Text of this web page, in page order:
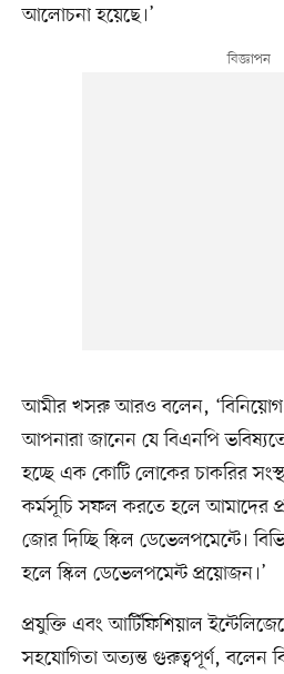
আলোচনা হয়েছে।’
আমীর খসরু আরও বলেন,
আপনারা জানেন যে বিএনপি
হচ্ছে এক কোটি লোকের চাকরির
কর্মসূচি সফল করতে হলে আমাদের
জোর দিচ্ছি স্কিল ডেভেলপমেন্টে।
হলে স্কিল ডেভেলপমেন্ট প্রয়োজন।’
প্রযুক্তি এবং আর্টিফিশিয়াল
সহযোগিতা অত্যন্ত গুরুত্বপূর্ণ, বলেন